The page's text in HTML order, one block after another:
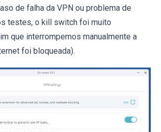
de falha da VPN ou problema de
testes, o kill switch foi muito
que interrompemos manualmente a
foi bloqueada).